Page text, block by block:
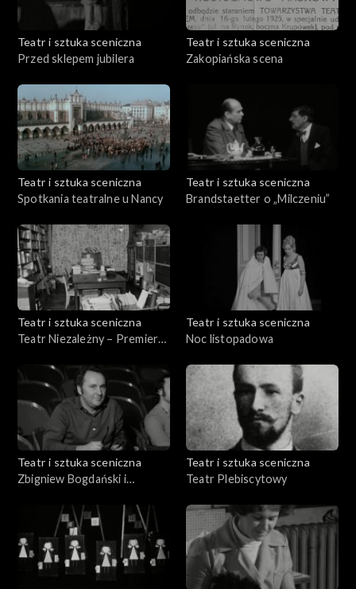
Teatr i sztuka sceniczna
Przed sklepem jubilera
Teatr i sztuka sceniczna
Zakopiańska scena
Teatr i sztuka sceniczna
Spotkania teatralne u Nancy
Teatr i sztuka sceniczna
Brandstaetter o „Milczeniu”
Teatr i sztuka sceniczna
Teatr Niezależny – Premiera
Teatr i sztuka sceniczna
Noc listopadowa
Teatr i sztuka sceniczna
Zbigniew Bogdański i
Teatr i sztuka sceniczna
Teatr Plebiscytowy